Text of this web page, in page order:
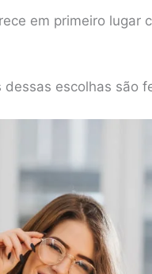
em primeiro lugar
escolhas são